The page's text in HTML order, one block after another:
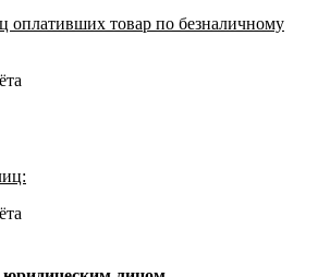
оплативших товар по безналичному